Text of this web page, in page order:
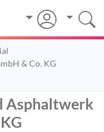
& Co. KG
Asphaltwerk